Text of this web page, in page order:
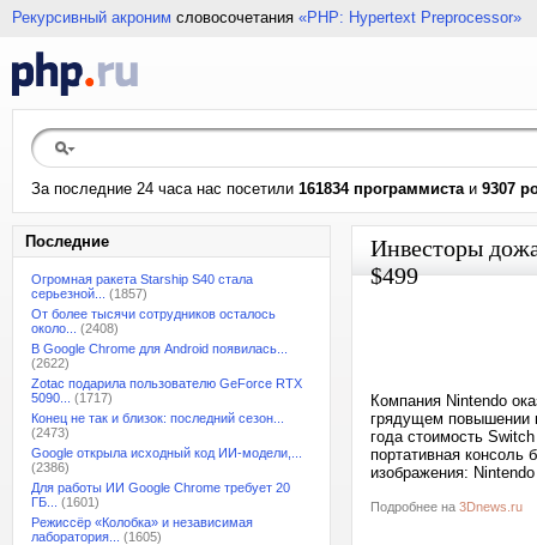
Рекурсивный акроним словосочетания «PHP: Hypertext Preprocessor»
За последние 24 часа нас посетили 161834 программистаи 9307
Последние
Огромная ракета Starship S40 стала
серьезной...
(1857)
От более тысячи сотрудников осталось
около...
(2408)
В Google Chrome для Android появилась...
(2622)
Zotac подарила пользователю GeForce RTX
5090...
(1717)
Конец не так и близок: последний сезон...
(2473)
Google открыла исходный код ИИ-модели,...
(2386)
Для работы ИИ Google Chrome требует 20
ГБ...
(1601)
Режиссёр «Колобка» и независимая
лаборатория...
(1605)
Инвесторы
$499
Компания Nintendo
грядущем повышении
года стоимость
портативная консоль
изображения: Nintendo
Подробнее на 3Dnews.ru